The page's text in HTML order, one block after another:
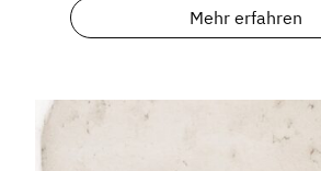
Mehr erfahren